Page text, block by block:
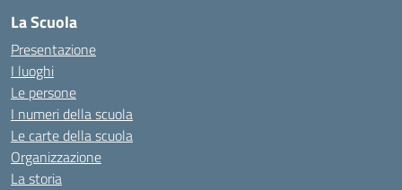
La Scuola
Presentazione
I luoghi
Le persone
I numeri della scuola
Le carte della scuola
Organizzazione
La storia